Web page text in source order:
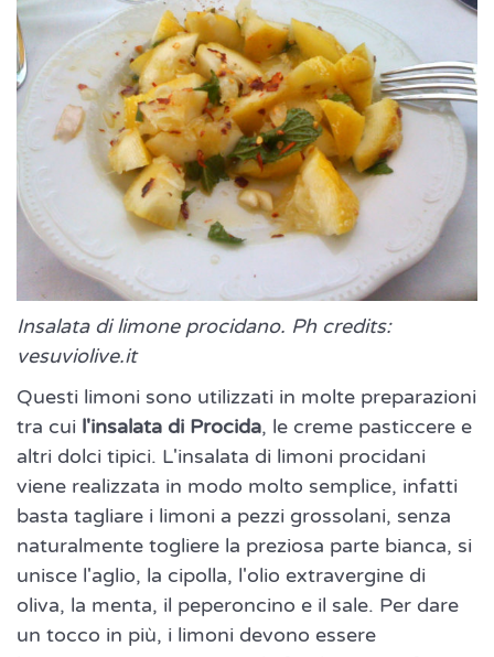
Insalata di limone procidano. Ph credits:
vesuviolive.it
Questi limoni sono utilizzati in molte preparazioni
tra cui l'insalata di Procida, le creme pasticcere e
altri dolci tipici. L'insalata di limoni procidani
viene realizzata in modo molto semplice, infatti
basta tagliare i limoni a pezzi grossolani, senza
naturalmente togliere la preziosa parte bianca, si
unisce l'aglio, la cipolla, l'olio extravergine di
oliva, la menta, il peperoncino e il sale. Per dare
un tocco in più, i limoni devono essere